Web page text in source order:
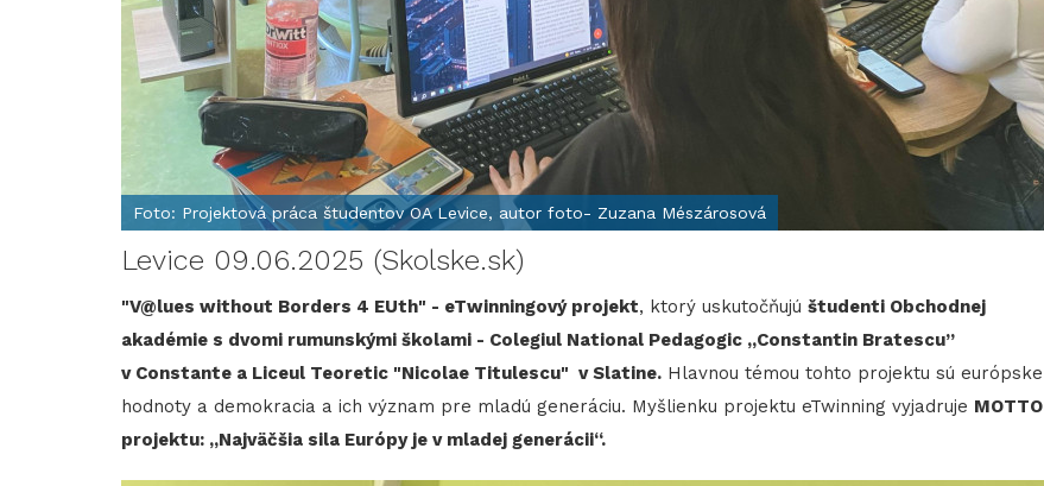
Foto: Projektová práca študentov OA Levice, autor foto- Zuzana Mészárosová
Levice 09.06.2025 (Skolske.sk)
"V@lues without Borders 4 EUth" - eTwinningový projekt, ktorý uskutočňujú študenti Obchodnej
akadémie s dvomi rumunskými školami - Colegiul National Pedagogic „Constantin Bratescu”
v Constante a Liceul Teoretic "Nicolae Titulescu" v Slatine. Hlavnou témou tohto projektu sú európske
hodnoty a demokracia a ich význam pre mladú generáciu. Myšlienku projektu eTwinning vyjadruje MOTTO
projektu: „Najväčšia sila Európy je v mladej generácii“.